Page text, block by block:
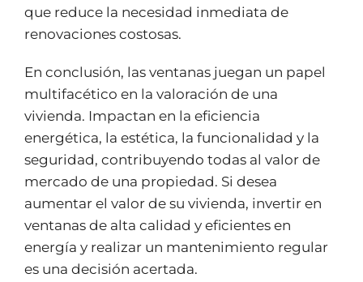
que reduce la necesidad inmediata de
renovaciones costosas.
En conclusión, las ventanas juegan un papel
multifacético en la valoración de una
vivienda. Impactan en la eficiencia
energética, la estética, la funcionalidad y la
seguridad, contribuyendo todas al valor de
mercado de una propiedad. Si desea
aumentar el valor de su vivienda, invertir en
ventanas de alta calidad y eficientes en
energía y realizar un mantenimiento regular
es una decisión acertada.